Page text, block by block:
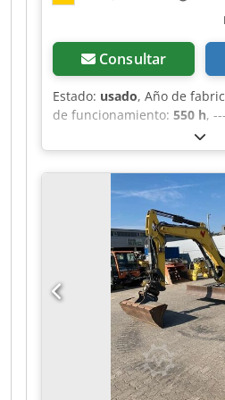
Consultar
Estado: usado, Año de
de funcionamiento: 550 h,
Vredestein Endurion 143A8/
Cinemática en Z Sistema
hidráulico Estructura de
en Z) de 2200 mm Radio
Incluye horquilla Cedpfjzr
Ubicación: Passau